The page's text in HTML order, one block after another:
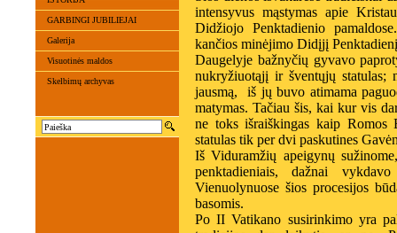
GARBINGI JUBILIEJAI
Galerija
Visuotinės maldos
Skelbimų archyvas
intensyvus mąstymas apie
Didžiojo Penktadienio
kančios minėjimo Didįjį
Daugelyje bažnyčių gyvavo
nukryžiuotąjį ir šventųjų statulas;
jausmą, iš jų buvo atimama
matymas. Tačiau šis, kai kur vis
ne toks išraiškingas kaip Romos
statulas tik per dvi paskutines
Iš Viduramžių apeigynų
penktadieniais, dažnai
Vienuolynuose šios procesijos
basomis.
Po II Vatikano susirinkimo yra